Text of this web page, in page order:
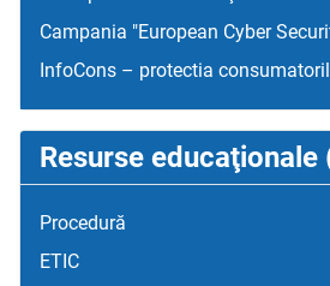
Campania "European Cyber
InfoCons – protectia
Resurse educaţionale
Procedură
ETIC